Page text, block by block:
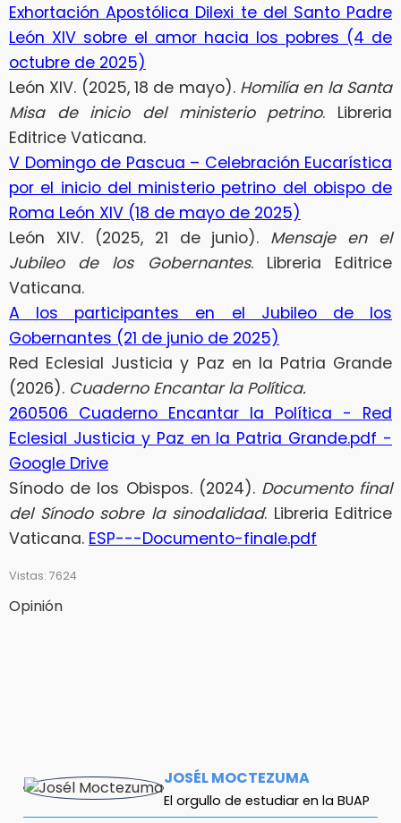
Exhortación Apostólica Dilexi te del Santo Padre
León XIV sobre el amor hacia los pobres (4 de
octubre de 2025)
León XIV. (2025, 18 de mayo). Homilía en la Santa
Misa de inicio del ministerio petrino. Libreria
Editrice Vaticana.
V Domingo de Pascua – Celebración Eucarística
por el inicio del ministerio petrino del obispo de
Roma León XIV (18 de mayo de 2025)
León XIV. (2025, 21 de junio). Mensaje en el
Jubileo de los Gobernantes. Libreria Editrice
Vaticana.
A los participantes en el Jubileo de los
Gobernantes (21 de junio de 2025)
Red Eclesial Justicia y Paz en la Patria Grande
(2026). Cuaderno Encantar la Política.
260506 Cuaderno Encantar la Política - Red
Eclesial Justicia y Paz en la Patria Grande.pdf -
Google Drive
Sínodo de los Obispos. (2024). Documento final
del Sínodo sobre la sinodalidad. Libreria Editrice
Vaticana. ESP---Documento-finale.pdf
Vistas: 7624
Opinión
JOSÉL MOCTEZUMA
El orgullo de estudiar en la BUAP